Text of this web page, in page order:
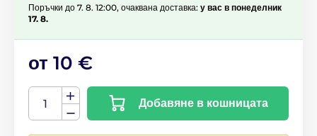
Поръчки до 7. 8. 12:00, очаквана доставка: у вас в понеделник
17. 8.
от 10 €
Добавяне в кошницата